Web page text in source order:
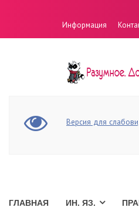
Информация
Версия для
ГЛАВНАЯ ИН. ЯЗ.